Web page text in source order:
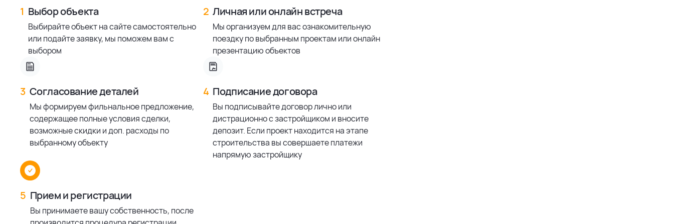
1 Выбор объекта
Выбирайте объект на сайте самостоятельно
или подайте заявку, мы поможем вам с
выбором
2 Личная или онлайн встреча
Мы организуем для вас ознакомительную
поездку по выбранным проектам или онлайн
презентацию объектов
3 Согласование деталей
Мы формируем фильнальное предложение,
содержащее полные условия сделки,
возможные скидки и доп. расходы по
выбранному объекту
4 Подписание договора
Вы подписывайте договор лично или
дистрационно с застройщиком и вносите
депозит. Если проект находится на этапе
строительства вы совершаете платежи
напрямую застройщику
5 Прием и регистрации
Вы принимаете вашу собственность, после